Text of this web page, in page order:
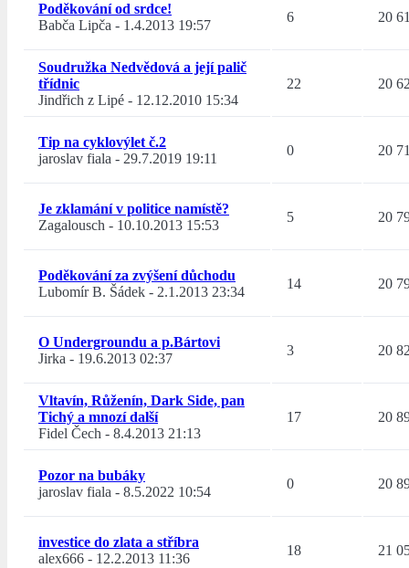
Poděkování od srdce!
Babča Lipča - 1.4.2013 19:57
6 20
Soudružka Nedvědová a její palič
třídnic
Jindřich z Lipé - 12.12.2010 15:34
22 20
Tip na cyklovýlet č.2
jaroslav fiala - 29.7.2019 19:11
0 20
Je zklamání v politice namístě?
Zagalousch - 10.10.2013 15:53
5 20
Poděkování za zvýšení důchodu
Lubomír B. Šádek - 2.1.2013 23:34
14 20
O Undergroundu a p.Bártovi
Jirka - 19.6.2013 02:37
3 20
Vltavín, Růženín, Dark Side, pan
Tichý a mnozí další
Fidel Čech - 8.4.2013 21:13
17 20
Pozor na bubáky
jaroslav fiala - 8.5.2022 10:54
0 20
investice do zlata a stříbra
alex666 - 12.2.2013 11:36
18 21